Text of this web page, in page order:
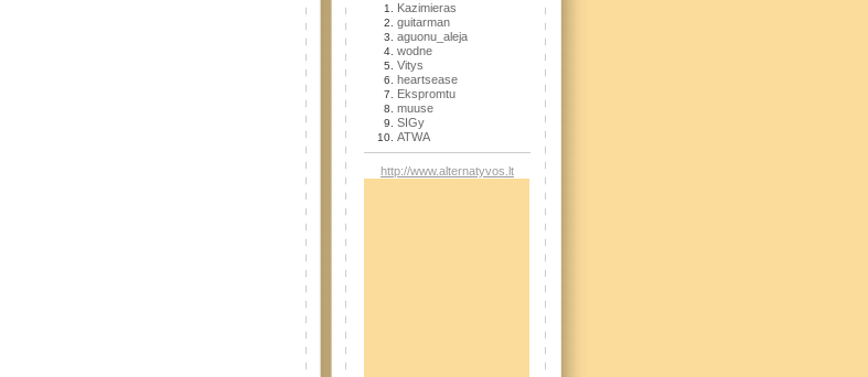
Kazimieras
guitarman
aguonu_aleja
wodne
Vitys
heartsease
Ekspromtu
muuse
SIGy
ATWA
http://www.alternatyvos.lt